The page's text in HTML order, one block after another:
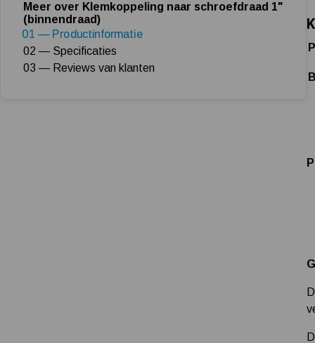
Meer over Klemkoppeling naar schroefdraad 1"
(binnendraad)
01 — Productinformatie
02 — Specificaties
03 — Reviews van klanten